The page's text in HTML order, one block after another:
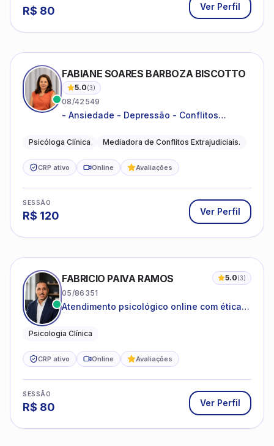
R$ 80 Ver Perfil
FABIANE SOARES BARBOZA BISCOTTO
5.0(3)
08/42549
- Ansiedade - Depressão - Conflitos
relacionamentos - Autoestima -
Psicóloga Clínica Mediadora de Conflitos Extrajudiciais.
CRP ativo Online Avaliações
SESSÃO
R$ 120 Ver Perfil
FABRICIO PAIVA RAMOS 5.0(3)
05/86351
Atendimento psicológico online com ética,
Psicologia Clínica
CRP ativo Online Avaliações
SESSÃO
R$ 80 Ver Perfil